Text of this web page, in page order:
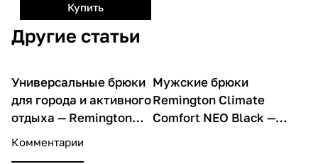
Купить
Другие статьи
О товарах
Универсальные брюки
для города и активного
отдыха — Remington
Climate Comfort NEO
О товарах
Мужские брюки
Remington Climate
Comfort NEO Black —
Комментарии